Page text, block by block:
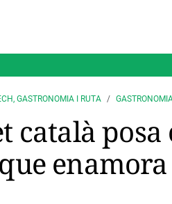
GASTRONOMIA I RUTA
català